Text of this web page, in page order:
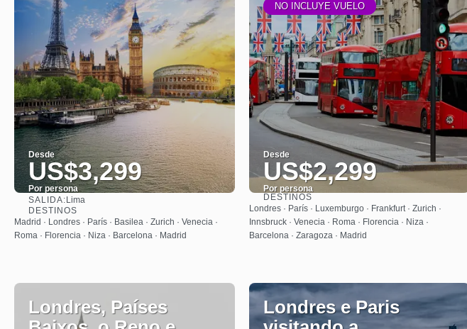
Desde
US$3,299
Por persona
SALIDA: Lima
DESTINOS
Madrid · Londres · París · Basilea · Zurich · Venecia ·
Roma · Florencia · Niza · Barcelona · Madrid
NO INCLUYE VUELO
Desde
US$2,299
Por persona
Ver
DESTINOS
Londres · París · Luxemburgo · Frankfurt · Zurich ·
Innsbruck · Venecia · Roma · Florencia · Niza ·
Barcelona · Zaragoza · Madrid
Londres, Países
Londres e Paris